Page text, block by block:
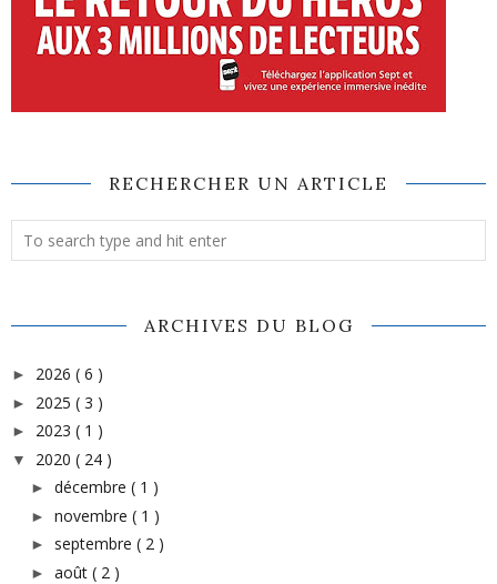
RECHERCHER UN ARTICLE
ARCHIVES DU BLOG
► 2026 ( 6 )
► 2025 ( 3 )
► 2023 ( 1 )
▼ 2020 ( 24 )
► décembre ( 1 )
► novembre ( 1 )
► septembre ( 2 )
► août ( 2 )